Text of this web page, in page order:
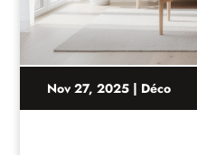
Nov 27, 2025 | Déco